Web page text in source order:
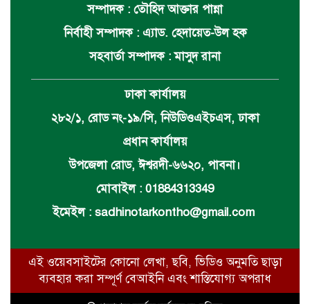
সম্পাদক : তৌহিদ আক্তার পান্না
নির্বাহী সম্পাদক : এ্যাড. হেদায়েত-উল হক
সহবার্তা সম্পাদক : মাসুদ রানা
ঢাকা কার্যালয়
২৮২/১, রোড নং-১৯/সি, নিউডিওএইচএস, ঢাকা
প্রধান কার্যালয়
উপজেলা রোড, ঈশ্বরদী-৬৬২০, পাবনা।
মোবাইল : 01884313349
ইমেইল : sadhinotarkontho@gmail.com
এই ওয়েবসাইটের কোনো লেখা, ছবি, ভিডিও অনুমতি ছাড়া
ব্যবহার করা সম্পূর্ণ বেআইনি এবং শাস্তিযোগ্য অপরাধ